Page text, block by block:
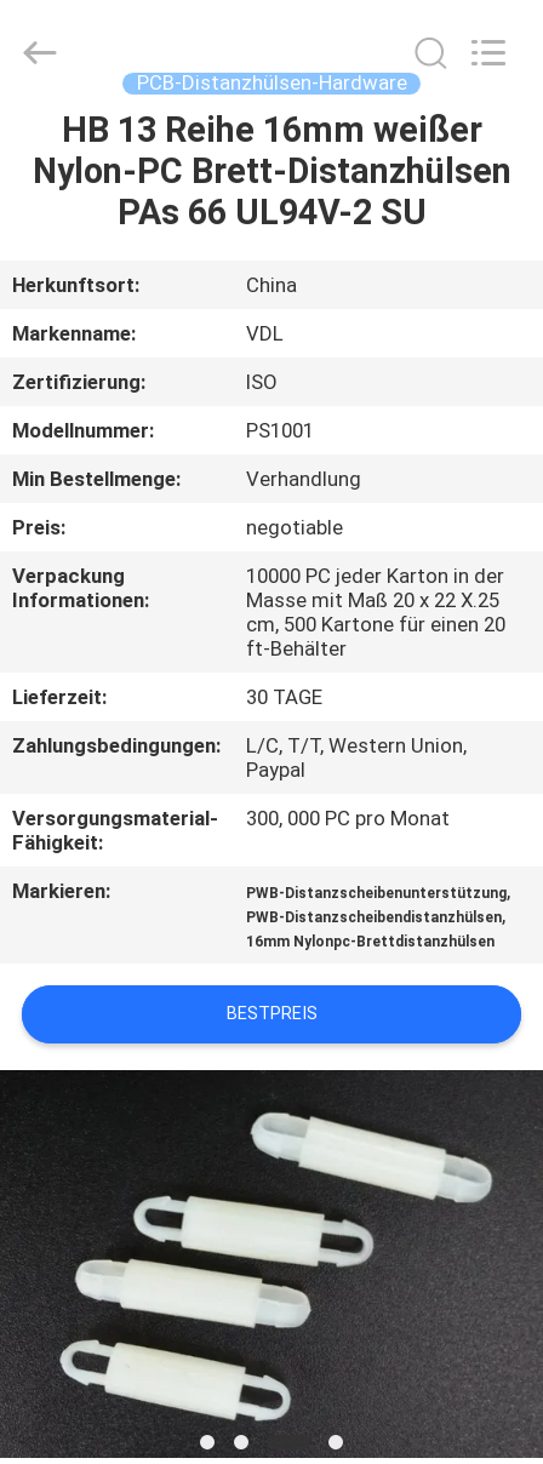
HAUS
PRODUKTE
ÜBER
UNS
FABRIK-
AUSFLUG
QUALITÄTSKONTROLLE
SITEMAP
POLICY
PCB-Distanzhülsen-Hardware
HB 13 Reihe 16mm weißer
Nylon-PC Brett-Distanzhülsen
PAs 66 UL94V-2 SU
Herkunftsort:
China
Markenname:
VDL
Zertifizierung:
ISO
Modellnummer:
PS1001
Min Bestellmenge:
Verhandlung
Preis:
negotiable
Verpackung
Informationen:
10000 PC jeder Karton in der
Masse mit Maß 20 x 22 X.25
cm, 500 Kartone für einen 20
ft-Behälter
Lieferzeit:
30 TAGE
Zahlungsbedingungen:
L/C, T/T, Western Union,
Paypal
Versorgungsmaterial-
Fähigkeit:
300, 000 PC pro Monat
Markieren: PWB-Distanzscheibenunterstützung,
PWB-Distanzscheibendistanzhülsen,
16mm Nylonpc-Brettdistanzhülsen
BESTPREIS